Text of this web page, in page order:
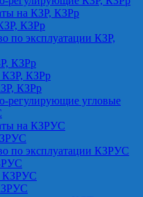
на КЗР, КЗРр
КЗРр
по эксплуатации КЗР,
КЗРр
КЗР, КЗРр
КЗРр
регулирующие угловые
на КЗРУС
по эксплуатации КЗРУС
КЗРУС